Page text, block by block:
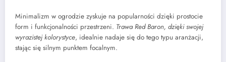
Minimalizm w ogrodzie zyskuje na popularności dzięki prostocie
form i funkcjonalności przestrzeni. Trawa Red Baron, dzięki swojej
wyrazistej kolorystyce, idealnie nadaje się do tego typu aranżacji,
stając się silnym punktem focalnym.